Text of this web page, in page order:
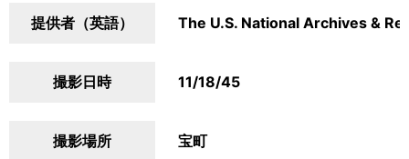
提供者（英語） The U.S. National Archives &
撮影日時 11/18/45
撮影場所 宝町